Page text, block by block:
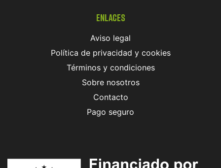
Enlaces
Aviso legal
Política de privacidad y cookies
Términos y condiciones
Sobre nosotros
Contacto
Pago seguro